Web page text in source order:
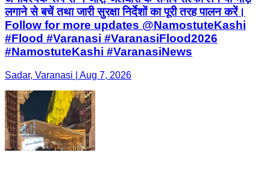
लगाने से बचें तथा जारी सुरक्षा निर्देशों का पूरी तरह पालन करें।
Follow for more updates @NamostuteKashi
#Flood #Varanasi #VaranasiFlood2026
#NamostuteKashi #VaranasiNews
Sadar, Varanasi | Aug 7, 2026